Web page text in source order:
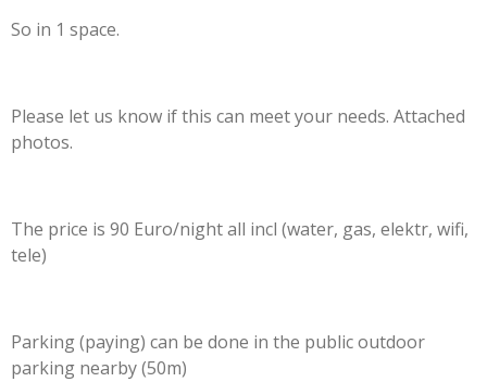
So in 1 space.
Please let us know if this can meet your needs. Attached
photos.
The price is 90 Euro/night all incl (water, gas, elektr, wifi,
tele)
Parking (paying) can be done in the public outdoor
parking nearby (50m)